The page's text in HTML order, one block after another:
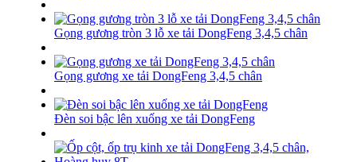
Gọng gương tròn 3 lỗ xe tải DongFeng 3,4,5 chân
Gọng gương xe tải DongFeng 3,4,5 chân
Đèn soi bậc lên xuống xe tải DongFeng